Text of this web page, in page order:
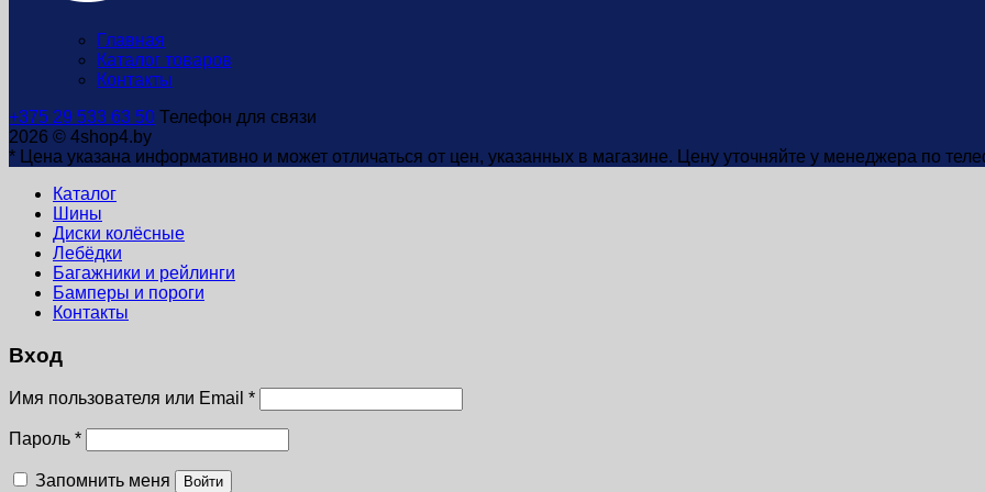
Главная
Каталог товаров
Контакты
+375 29 533 63 50 Телефон для связи
2026 © 4shop4.by
* Цена указана информативно и может отличаться от цен, указанных в магазине. Цену уточняйте у менеджера по
Каталог
Шины
Диски колёсные
Лебёдки
Багажники и рейлинги
Бамперы и пороги
Контакты
Вход
Имя пользователя или Email *
Пароль *
Запомнить меня Войти